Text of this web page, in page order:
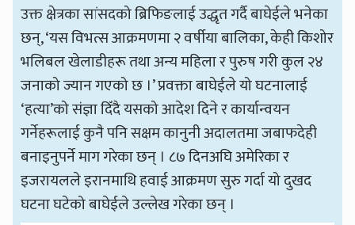
उक्त क्षेत्रका सांसदको ब्रिफिङलाई उद्धृत गर्दै बाघेईले भनेका
छन्, ‘यस विभत्स आक्रमणमा २ वर्षीया बालिका, केही किशोर
भलिबल खेलाडीहरू तथा अन्य महिला र पुरुष गरी कुल २४
जनाको ज्यान गएको छ ।’ प्रवक्ता बाघेईले यो घटनालाई
‘हत्या’को संज्ञा दिँदै यसको आदेश दिने र कार्यान्वयन
गर्नेहरूलाई कुनै पनि सक्षम कानुनी अदालतमा जबाफदेही
बनाइनुपर्ने माग गरेका छन् । ८७ दिनअघि अमेरिका र
इजरायलले इरानमाथि हवाई आक्रमण सुरु गर्दा यो दुखद
घटना घटेको बाघेईले उल्लेख गरेका छन् ।